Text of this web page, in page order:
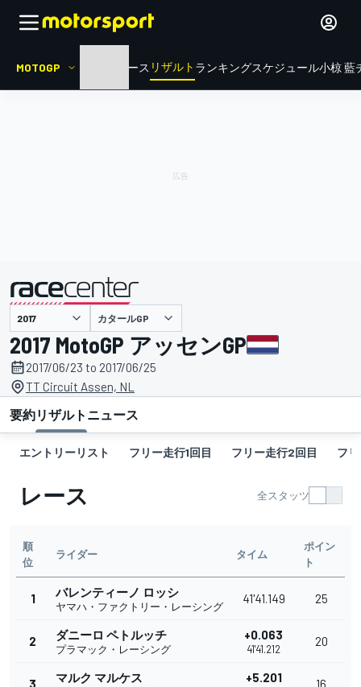
MOTOGP ニュース リザルト ランキングスケジュール小椋 藍
主催 カタールGP
2017 MotoGP アッセンGP
2017/06/23 to 2017/06/25
TT Circuit Assen, NL
要約リザルト ニュース
エントリーリスト フリー走行1回目 フリー走行2回目 フ
レース 全スタッツ
順
位
ライダー タイム
ポイン
ト
1 バレンティーノ ロッシ
ヤマハ・ファクトリー・レーシング
41'41.149 25
2 ダニーロ ペトルッチ
プラマック・レーシング
+0.063
41'41.212
20
3 マルク マルケス +5.201 16